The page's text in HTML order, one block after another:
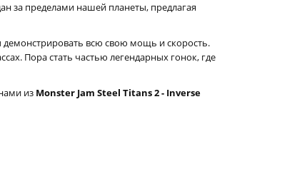
за пределами нашей планеты, предлагая
всю свою мощь и скорость.
Пора стать частью легендарных гонок, где
из Monster Jam Steel Titans 2 - Inverse